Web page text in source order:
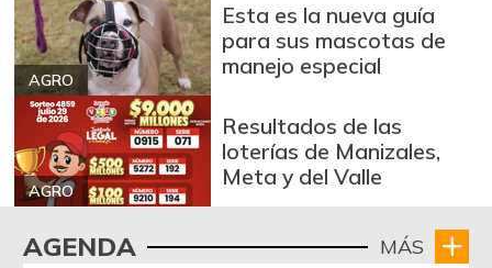
AGRO
Esta es la nueva guía
para sus mascotas de
manejo especial
AGRO
Resultados de las
loterías de Manizales,
Meta y del Valle
AGENDA MÁS